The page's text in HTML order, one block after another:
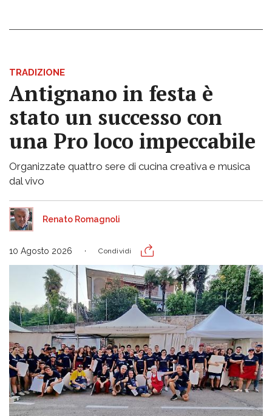
TRADIZIONE
Antignano in festa è
stato un successo con
una Pro loco impeccabile
Organizzate quattro sere di cucina creativa e musica
dal vivo
Renato Romagnoli
10 Agosto 2026 Condividi